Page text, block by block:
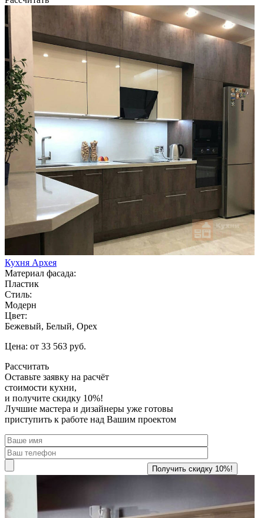
Кухня Архея
Материал фасада:
Пластик
Стиль:
Модерн
Цвет:
Бежевый, Белый, Орех
Цена: от 33 563 руб.
Рассчитать
Оставьте заявку на расчёт
стоимости кухни,
и получите скидку 10%!
Лучшие мастера и дизайнеры уже готовы
приступить к работе над Вашим проектом